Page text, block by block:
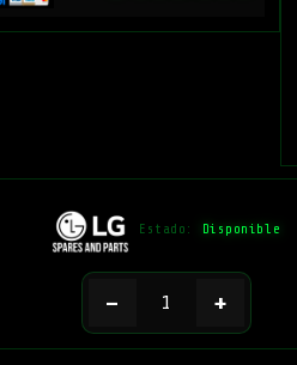
Estado: Disponible
− +